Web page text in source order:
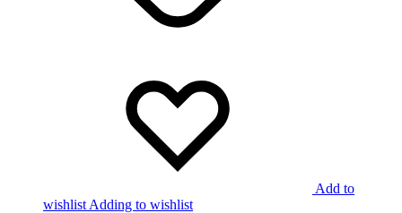
Add to
wishlist Adding to wishlist